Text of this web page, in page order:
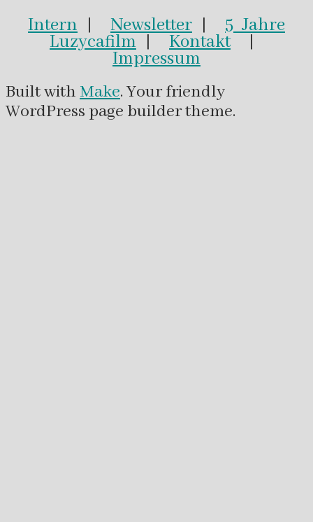
Intern | Newsletter | 5 Jahre
Luzycafilm | Kontakt|
Impressum
Built withMake. Your friendly
WordPress page builder theme.